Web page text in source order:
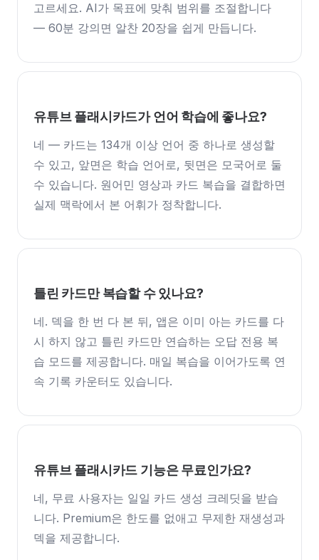
고르세요. AI가 목표에 맞춰 범위를 조절합니다
— 60분 강의면 알찬 20장을 쉽게 만듭니다.
유튜브 플래시카드가 언어 학습에 좋나요?
네 — 카드는 134개 이상 언어 중 하나로 생성할
수 있고, 앞면은 학습 언어로, 뒷면은 모국어로 둘
수 있습니다. 원어민 영상과 카드 복습을 결합하면
실제 맥락에서 본 어휘가 정착합니다.
틀린 카드만 복습할 수 있나요?
네. 덱을 한 번 다 본 뒤, 앱은 이미 아는 카드를 다
시 하지 않고 틀린 카드만 연습하는 오답 전용 복
습 모드를 제공합니다. 매일 복습을 이어가도록 연
속 기록 카운터도 있습니다.
유튜브 플래시카드 기능은 무료인가요?
네, 무료 사용자는 일일 카드 생성 크레딧을 받습
니다. Premium은 한도를 없애고 무제한 재생성과
덱을 제공합니다.